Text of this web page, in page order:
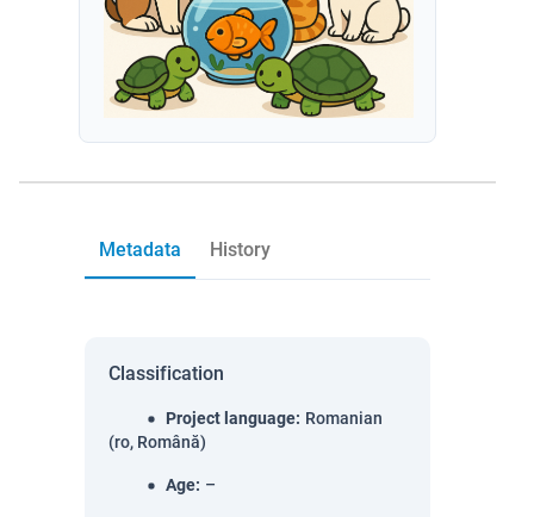
Metadata History
Classification
Project language: Romanian
(ro, Română)
Age: –